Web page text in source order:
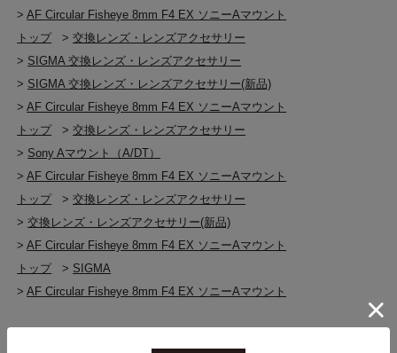
>AF Circular Fisheye 8mm F4 EX ソニーAマウント
トップ
>交換レンズ・レンズアクセサリー
> SIGMA 交換レンズ・レンズアクセサリー
> SIGMA 交換レンズ・レンズアクセサリー(新品)
>AF Circular Fisheye 8mm F4 EX ソニーAマウント
トップ
>交換レンズ・レンズアクセサリー
> Sony Aマウント（A/DT）
>AF Circular Fisheye 8mm F4 EX ソニーAマウント
トップ
>交換レンズ・レンズアクセサリー
>交換レンズ・レンズアクセサリー(新品)
>AF Circular Fisheye 8mm F4 EX ソニーAマウント
トップ
> SIGMA
>AF Circular Fisheye 8mm F4 EX ソニーAマウント